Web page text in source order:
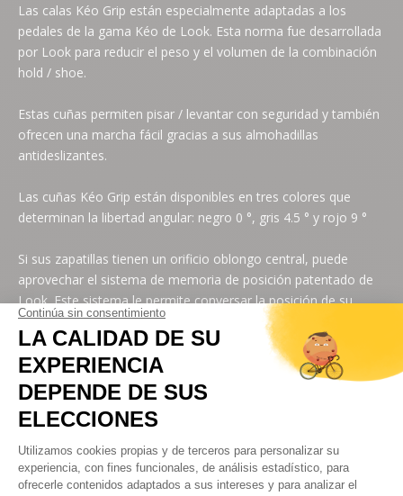
Las calas Kéo Grip están especialmente adaptadas a los
pedales de la gama Kéo de Look. Esta norma fue desarrollada
por Look para reducir el peso y el volumen de la combinación
hold / shoe.
Estas cuñas permiten pisar / levantar con seguridad y también
ofrecen una marcha fácil gracias a sus almohadillas
antideslizantes.
Las cuñas Kéo Grip están disponibles en tres colores que
determinan la libertad angular: negro 0 °, gris 4.5 ° y rojo 9 °
Si sus zapatillas tienen un orificio oblongo central, puede
aprovechar el sistema de memoria de posición patentado de
Look. Este sistema le permite conversar la posición de su
antigua cala cuando la reemplaza por una nueva atornillando
la pieza de memoria de posición en el orificio oblongo de su
zapato.
Para evitar usarlos al caminar, puede agregar protectores de
cubierta Kéo.
• Almohadillas antideslizantes
• Libertad angular: negro 0 °, gris 4.5 ° y rojo 9 °